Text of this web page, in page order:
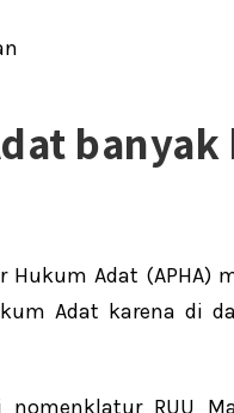
Hukum Adat (APHA)
Adat karena di
RUU